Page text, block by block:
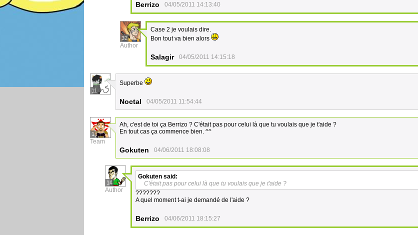
Berrizo 04/05/2011 14:13:40
32
Author
Case 2 je voulais dire.
Bon tout va bien alors
Salagir 04/05/2011 14:15:18
11
Superbe
Noctal 04/05/2011 11:54:44
1
Team
Ah, c'est de toi ça Berrizo ? C'était pas pour celui là que tu voulais que je t'aide ?
En tout cas ça commence bien. ^^
Gokuten 04/06/2011 18:08:08
14
Author
Gokuten said:
C'était pas pour celui là que tu voulais que je t'aide ?
???????
A quel moment t-ai je demandé de l'aide ?
Berrizo 04/06/2011 18:15:27